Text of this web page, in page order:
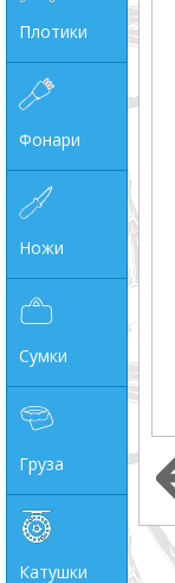
Плотики
Фонари
Ножи
Сумки
Груза
Катушки